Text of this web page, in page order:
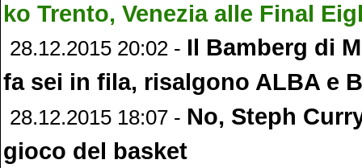
ko Trento, Venezia alle Final
28.12.2015 20:02 - Il Bamberg di
fa sei in fila, risalgono ALBA e
28.12.2015 18:07 - No, Steph
gioco del basket